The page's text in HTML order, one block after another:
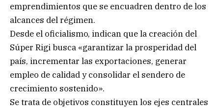
emprendimientos que se encuadren dentro de los
alcances del régimen.
Desde el oficialismo, indican que la creación del
Súper Rigi busca «garantizar la prosperidad del
país, incrementar las exportaciones, generar
empleo de calidad y consolidar el sendero de
crecimiento sostenido».
Se trata de objetivos constituyen los ejes centrales